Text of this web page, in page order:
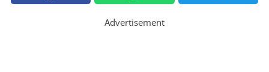
Advertisement